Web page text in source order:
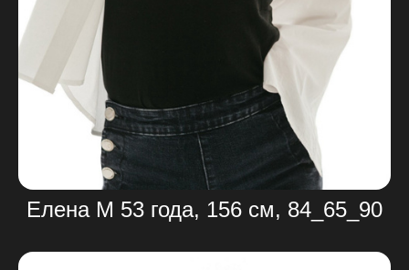
Елена М 53 года, 156 см, 84_65_90